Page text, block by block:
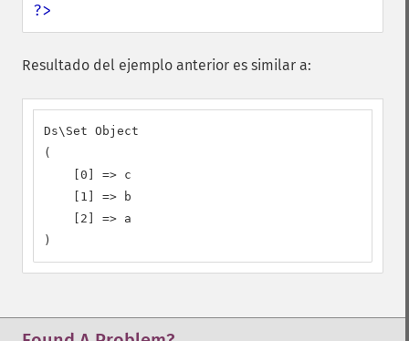
?>
Resultado del ejemplo anterior es similar a:
Ds\Set Object
(
    [0] => c
    [1] => b
    [2] => a
)